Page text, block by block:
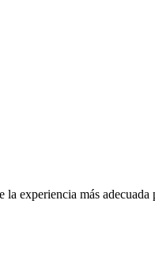
la experiencia más